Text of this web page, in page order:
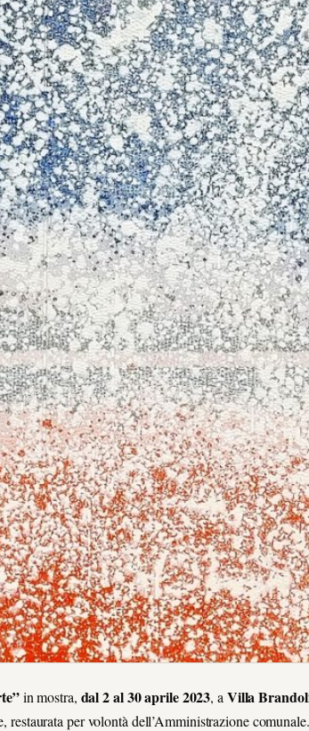
in mostra, dal 2 al 30 aprile 2023, a Villa
per volontà dell’Amministrazione comunale.